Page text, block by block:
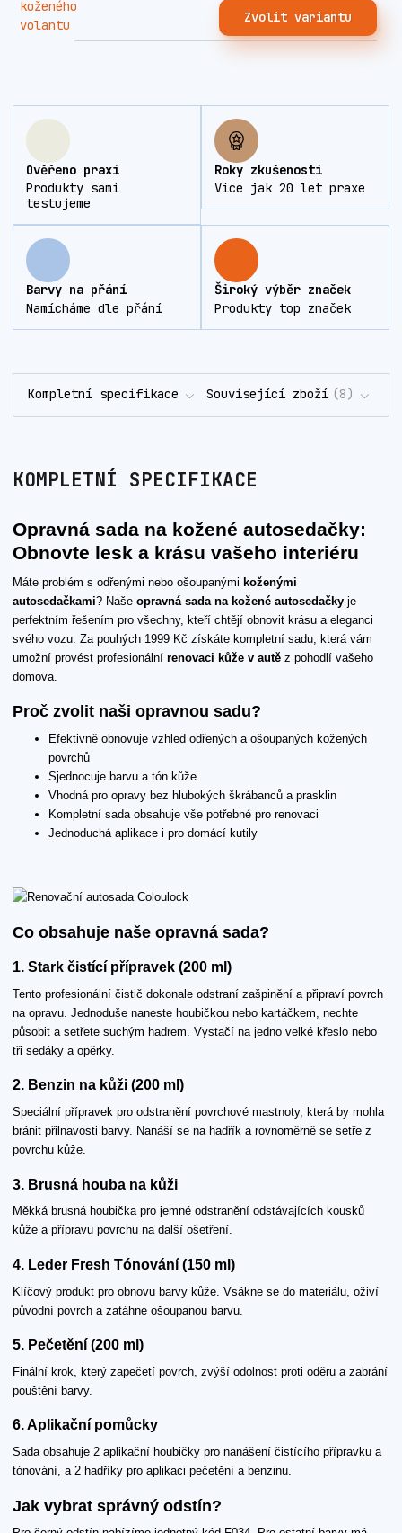
Zvolit variantu
Ověřeno praxí
Produkty sami
testujeme
Roky zkušeností
Více jak 20 let praxe
Barvy na přání
Namícháme dle přání
Široký výběr značek
Produkty top značek
Kompletní specifikace Související zboží 8
KOMPLETNÍ SPECIFIKACE
Opravná sada na kožené autosedačky:
Obnovte lesk a krásu vašeho interiéru
Máte problém s odřenými nebo ošoupanými koženými
autosedačkami? Naše opravná sada na kožené autosedačky je
perfektním řešením pro všechny, kteří chtějí obnovit krásu a eleganci
svého vozu. Za pouhých 1999 Kč získáte kompletní sadu, která vám
umožní provést profesionální renovaci kůže v autě z pohodlí vašeho
domova.
Proč zvolit naši opravnou sadu?
Efektivně obnovuje vzhled odřených a ošoupaných kožených
povrchů
Sjednocuje barvu a tón kůže
Vhodná pro opravy bez hlubokých škrábanců a prasklin
Kompletní sada obsahuje vše potřebné pro renovaci
Jednoduchá aplikace i pro domácí kutily
Co obsahuje naše opravná sada?
1. Stark čistící přípravek (200 ml)
Tento profesionální čistič dokonale odstraní zašpinění a připraví povrch
na opravu. Jednoduše naneste houbičkou nebo kartáčkem, nechte
působit a setřete suchým hadrem. Vystačí na jedno velké křeslo nebo
tři sedáky a opěrky.
2. Benzin na kůži (200 ml)
Speciální přípravek pro odstranění povrchové mastnoty, která by mohla
bránit přilnavosti barvy. Nanáší se na hadřík a rovnoměrně se setře z
povrchu kůže.
3. Brusná houba na kůži
Měkká brusná houbička pro jemné odstranění odstávajících kousků
kůže a přípravu povrchu na další ošetření.
4. Leder Fresh Tónování (150 ml)
Klíčový produkt pro obnovu barvy kůže. Vsákne se do materiálu, oživí
původní povrch a zatáhne ošoupanou barvu.
5. Pečetění (200 ml)
Finální krok, který zapečetí povrch, zvýší odolnost proti oděru a zabrání
pouštění barvy.
6. Aplikační pomůcky
Sada obsahuje 2 aplikační houbičky pro nanášení čistícího přípravku a
tónování, a 2 hadříky pro aplikaci pečetění a benzinu.
Jak vybrat správný odstín?